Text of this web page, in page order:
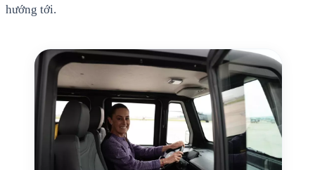
hướng tới.